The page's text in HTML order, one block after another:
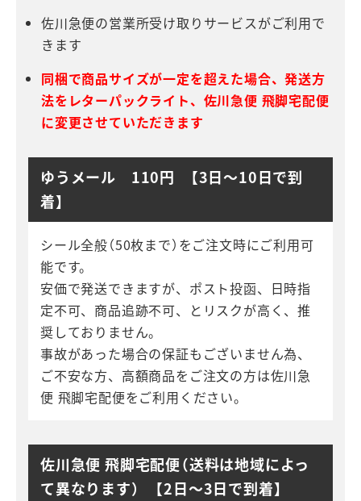
佐川急便の営業所受け取りサービスがご利用で
きます
同梱で商品サイズが一定を超えた場合、発送方
法をレターパックライト、佐川急便 飛脚宅配便
に変更させていただきます
ゆうメール 110円 【3日～10日で到
着】
シール全般（50枚まで）をご注文時にご利用可
能です。
安価で発送できますが、ポスト投函、日時指
定不可、商品追跡不可、とリスクが高く、推
奨しておりません。
事故があった場合の保証もございません為、
ご不安な方、高額商品をご注文の方は佐川急
便 飛脚宅配便をご利用ください。
佐川急便 飛脚宅配便（送料は地域によっ
て異なります） 【2日～3日で到着】